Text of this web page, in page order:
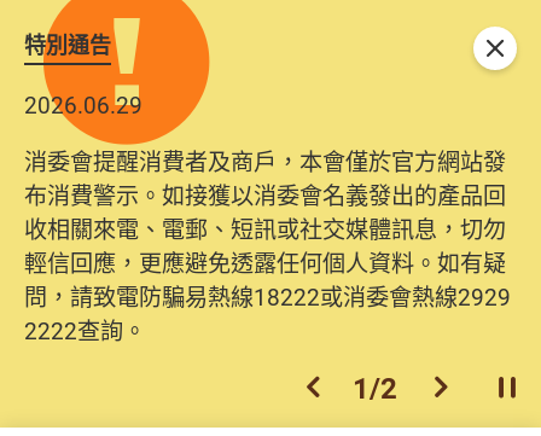
特別通告
2026.06.29
消委會提醒消費者及商戶，本會僅於官方網站發
布消費警示。如接獲以消委會名義發出的產品回
收相關來電、電郵、短訊或社交媒體訊息，切勿
輕信回應，更應避免透露任何個人資料。如有疑
問，請致電防騙易熱線18222或消委會熱線2929
2222查詢。
上一個
1/2 下一個開
關閉